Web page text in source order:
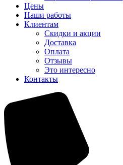
Цены
Наши работы
Клиентам
Скидки и акции
Доставка
Оплата
Отзывы
Это интересно
Контакты